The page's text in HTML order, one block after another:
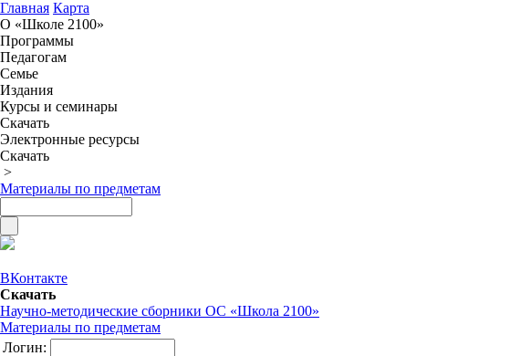
Главная Карта
О «Школе 2100»
Программы
Педагогам
Семье
Издания
Курсы и семинары
Скачать
Электронные ресурсы
Скачать
>
Материалы по предметам
ВКонтакте
Скачать
Научно-методические сборники ОС «Школа 2100»
Материалы по предметам
Логин: